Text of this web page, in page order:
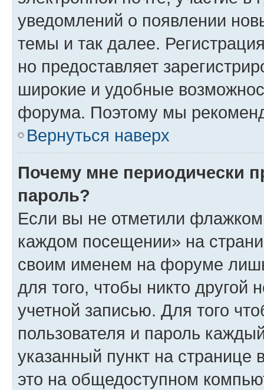
уведомлений о появлении
темы и так далее.
но предоставляет
широкие и удобные
форума. Поэтому мы
Вернуться наверх
Почему мне периодически
пароль?
Если вы не отметили флажком
каждом посещении» на
своим именем на форуме
для того, чтобы никто другой
учетной записью. Для того
пользователя и пароль
указанный пункт на
это на общедоступном